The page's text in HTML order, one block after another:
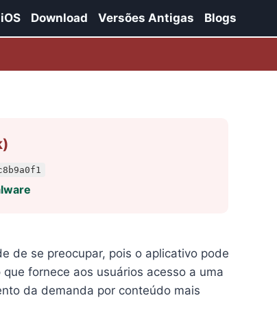
Download Versões Antigas Blogs
de se preocupar, pois o aplicativo pode
fornece aos usuários acesso a uma
da demanda por conteúdo mais